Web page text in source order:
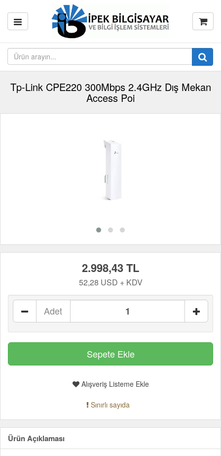
Tp-Link CPE220 300Mbps 2.4GHz Dış Mekan
Access Poi
2.998,43 TL
52,28 USD + KDV
Adet
Alışveriş Listeme Ekle
Sınırlı sayıda
Ürün Açıklaması